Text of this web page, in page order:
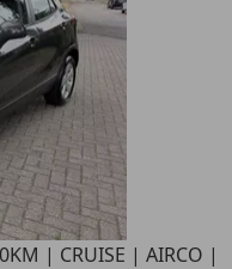
| CRUISE | AIRCO |